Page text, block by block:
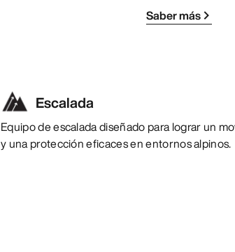
Saber más
Escalada
Equipo de escalada diseñado para lograr un
y una protección eficaces en entornos alpinos.